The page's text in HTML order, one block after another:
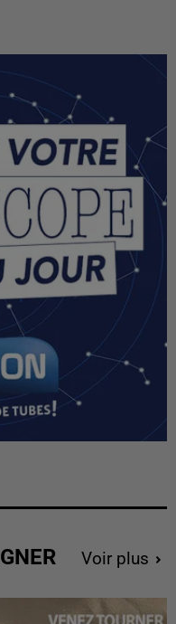
Voir plus